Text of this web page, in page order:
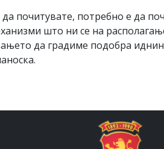
почитувате, потребно е да
што ни се на
да градиме подобра